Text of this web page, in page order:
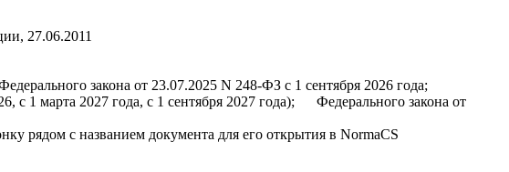
27.06.2011
закона от 23.07.2025 N 248-ФЗ с 1 сентября 2026 года;
с 1 марта 2027 года, с 1 сентября 2027 года); Федерального закона от
рядом с названием документа для его открытия в NormaCS